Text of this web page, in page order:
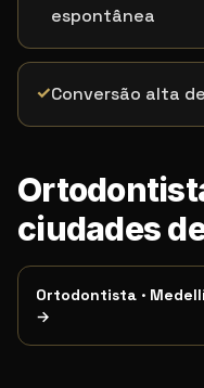
espontânea
✓Conversão alta
ciudades
Ortodontista ·
→